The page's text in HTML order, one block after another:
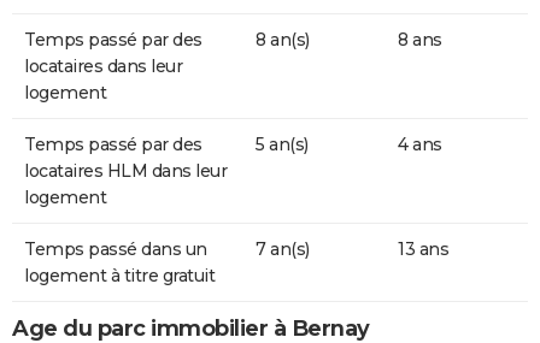
Temps passé par des
locataires dans leur
logement
8 an(s) 8 ans
Temps passé par des
locataires HLM dans leur
logement
5 an(s) 4 ans
Temps passé dans un
logement à titre gratuit
7 an(s) 13 ans
Age du parc immobilier à Bernay